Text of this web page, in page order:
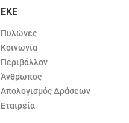
ΕΚΕ
Πυλώνες
Κοινωνία
Περιβάλλον
Άνθρωπος
Απολογισμός Δράσεων
Εταιρεία